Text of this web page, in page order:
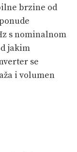
brzine od
s nominalnom
jakim
se
i volumen